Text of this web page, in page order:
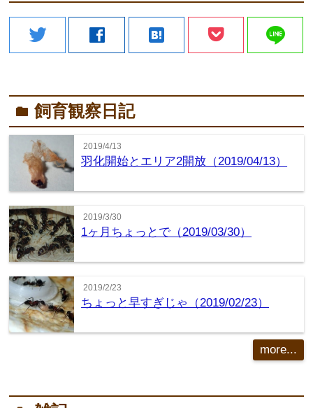
twitter facebook hatenabookmark line
folder飼育観察日記
2019/4/13
羽化開始とエリア2開放（2019/04/13）
2019/3/30
1ヶ月ちょっとで（2019/03/30）
2019/2/23
ちょっと早すぎじゃ（2019/02/23）
more...